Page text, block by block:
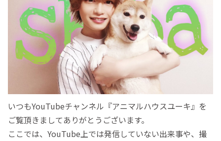
いつもYouTubeチャンネル『アニマルハウスユーキ』を
ご覧頂きましてありがとうございます。
ここでは、YouTube上では発信していない出来事や、撮